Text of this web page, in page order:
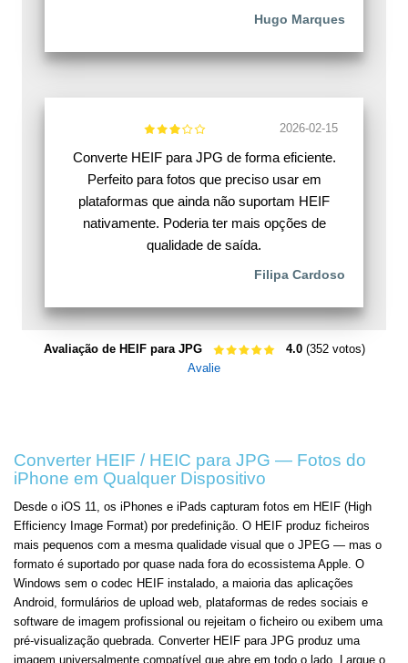
Hugo Marques
2026-02-15
Converte HEIF para JPG de forma eficiente.
Perfeito para fotos que preciso usar em
plataformas que ainda não suportam HEIF
nativamente. Poderia ter mais opções de
qualidade de saída.
Filipa Cardoso
Avaliação de HEIF para JPG 4.0(352 votos)
Avalie
Converter HEIF / HEIC para JPG — Fotos do
iPhone em Qualquer Dispositivo
Desde o iOS 11, os iPhones e iPads capturam fotos em HEIF (High
Efficiency Image Format) por predefinição. O HEIF produz ficheiros
mais pequenos com a mesma qualidade visual que o JPEG — mas o
formato é suportado por quase nada fora do ecossistema Apple. O
Windows sem o codec HEIF instalado, a maioria das aplicações
Android, formulários de upload web, plataformas de redes sociais e
software de imagem profissional ou rejeitam o ficheiro ou exibem uma
pré-visualização quebrada. Converter HEIF para JPG produz uma
imagem universalmente compatível que abre em todo o lado. Largue o